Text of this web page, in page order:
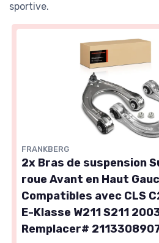
sportive.
FRANKBERG
2x Bras de suspension
roue Avant en Haut
Compatibles avec CLS
E-Klasse W211 S211
Remplacer#